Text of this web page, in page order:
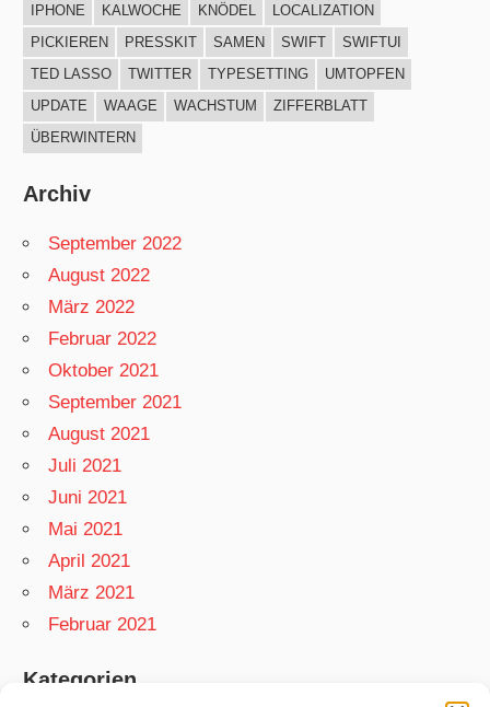
IPHONE
KALWOCHE KNÖDEL
LOCALIZATION
PICKIEREN
PRESSKIT SAMEN SWIFT
SWIFTUI
TED LASSO
TWITTER TYPESETTING
UMTOPFEN
UPDATE
WAAGE WACHSTUM
ZIFFERBLATT
ÜBERWINTERN
Archiv
September 2022
August 2022
März 2022
Februar 2022
Oktober 2021
September 2021
August 2021
Juli 2021
Juni 2021
Mai 2021
April 2021
März 2021
Februar 2021
Kategorien